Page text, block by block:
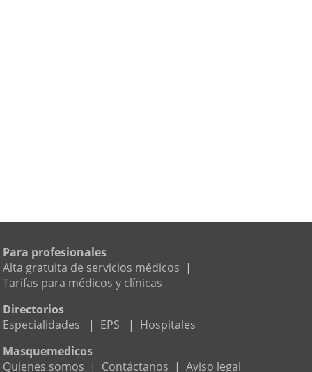
Para profesionales
Alta gratuita de servicios médicos |
Tarifas para médicos y clínicas
Directorios
Especialidades
| EPS | Hospitales
Masquemedicos
Quienes somos | Contáctanos | Aviso legal